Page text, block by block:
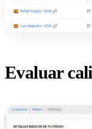
Evaluar